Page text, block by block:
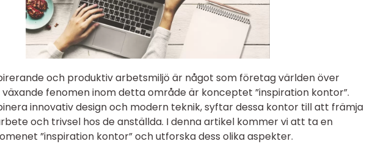
och produktiv arbetsmiljö är något som företag världen över
fenomen inom detta område är konceptet ”inspiration kontor”.
innovativ design och modern teknik, syftar dessa kontor till att främja
och trivsel hos de anställda. I denna artikel kommer vi att ta en
”inspiration kontor” och utforska dess olika aspekter.